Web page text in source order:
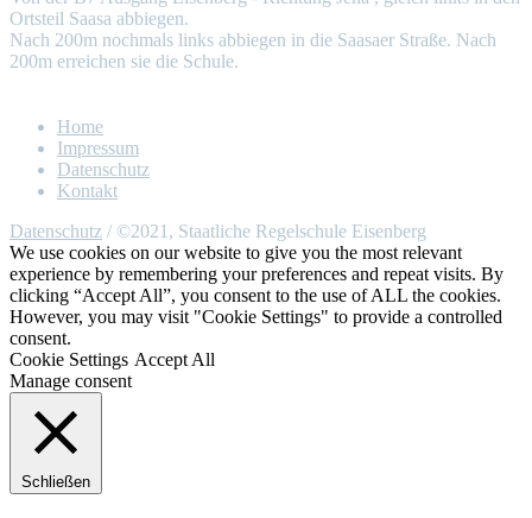
Ortsteil Saasa abbiegen.
Nach 200m nochmals links abbiegen in die Saasaer Straße. Nach
200m erreichen sie die Schule.
Home
Impressum
Datenschutz
Kontakt
Datenschutz / ©2021, Staatliche Regelschule Eisenberg
We use cookies on our website to give you the most relevant
experience by remembering your preferences and repeat visits. By
clicking “Accept All”, you consent to the use of ALL the cookies.
However, you may visit "Cookie Settings" to provide a controlled
consent.
Cookie Settings Accept All
Manage consent
Schließen